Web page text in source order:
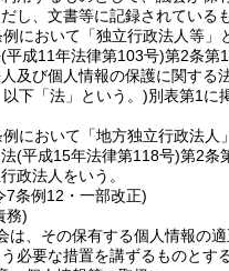
し、文書等に記録されている
例において「独立行政法人等」
(平成11年法律第103号)第2条第
及び個人情報の保護に関する
下「法」という。)別表第1に
例において「地方独立行政法人
(平成15年法律第118号)第2条
政法人をいう。
7条例12・一部改正)
務)
は、その保有する個人情報の
必要な措置を講ずるものとする